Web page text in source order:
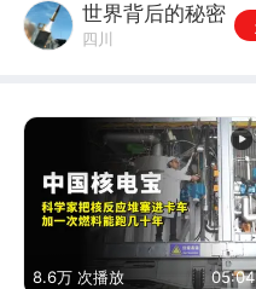
世界背后的秘密
四川
8.6万 次播放 05:04